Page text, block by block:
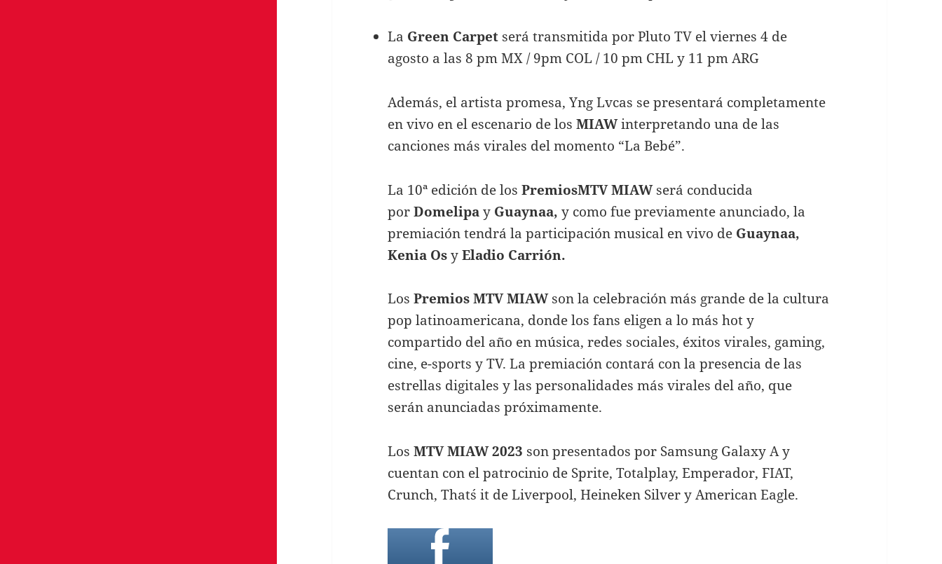
La Green Carpet será transmitida por Pluto TV el viernes 4 de
agosto a las 8 pm MX / 9pm COL / 10 pm CHL y 11 pm ARG
Además, el artista promesa, Yng Lvcas se presentará completamente
en vivo en el escenario de losMIAWinterpretando una de las
canciones más virales del momento “La Bebé”.
La 10ª edición de losPremiosMTV MIAWserá conducida
porDomelipay Guaynaa,y como fue previamente anunciado, la
premiación tendrá la participación musical en vivo de Guaynaa,
Kenia OsyEladio Carrión.
LosPremios MTV MIAWson la celebración más grande de la cultura
pop latinoamericana, donde los fans eligen a lo más hot y
compartido del año en música, redes sociales, éxitos virales, gaming,
cine, e-sports y TV. La premiación contará con la presencia de las
estrellas digitales y las personalidades más virales del año, que
serán anunciadas próximamente.
LosMTV MIAW 2023 son presentados por Samsung Galaxy A y
cuentan con el patrocinio de Sprite, Totalplay, Emperador, FIAT,
Crunch, That´s it de Liverpool, Heineken Silver y American Eagle.